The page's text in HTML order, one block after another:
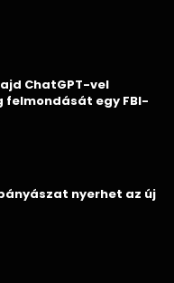
ChatGPT-vel
egy FBI-
nyerhet az új